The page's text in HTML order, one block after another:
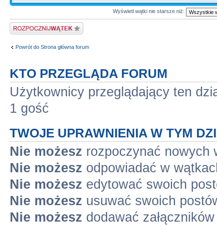
Wyświetl wątki nie starsze niż:
Napisz wątek
Powrót do Strona główna forum
KTO PRZEGLĄDA FORUM
Użytkownicy przeglądający ten
1 gość
TWOJE UPRAWNIENIA W TYM
Nie możesz rozpoczynać nowych
Nie możesz odpowiadać w
Nie możesz edytować swoich
Nie możesz usuwać swoich
Nie możesz dodawać załączników